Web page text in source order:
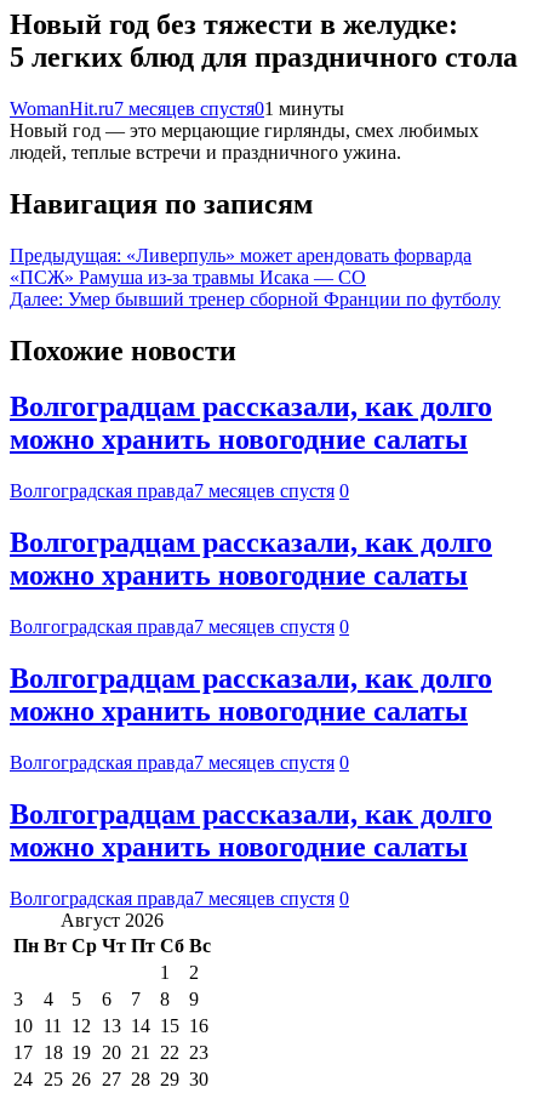
Новый год без тяжести в желудке:
5 легких блюд для праздничного стола
WomanHit.ru7 месяцев спустя01 минуты
Новый год — это мерцающие гирлянды, смех любимых
людей, теплые встречи и праздничного ужина.
Навигация по записям
Предыдущая: «Ливерпуль» может арендовать форварда
«ПСЖ» Рамуша из-за травмы Исака — CO
Далее: Умер бывший тренер сборной Франции по футболу
Похожие новости
Волгоградцам рассказали, как долго
можно хранить новогодние салаты
Волгоградская правда7 месяцев спустя 0
Волгоградцам рассказали, как долго
можно хранить новогодние салаты
Волгоградская правда7 месяцев спустя 0
Волгоградцам рассказали, как долго
можно хранить новогодние салаты
Волгоградская правда7 месяцев спустя 0
Волгоградцам рассказали, как долго
можно хранить новогодние салаты
Волгоградская правда7 месяцев спустя 0
Август 2026
Пн Вт Ср Чт Пт Сб Вс
1
2
3
4 5 6 7 8
9
10 11 12 13 14 15 16
17 18 19 20 21 22 23
24 25 26 27 28 29 30